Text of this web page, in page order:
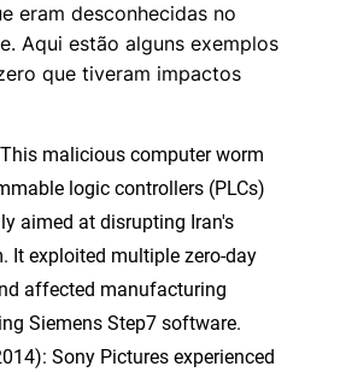
eram desconhecidas no
Aqui estão alguns exemplos
que tiveram impactos
malicious computer worm
logic controllers (PLCs)
aimed at disrupting Iran's
It exploited multiple zero-day
affected manufacturing
Siemens Step7 software.
Sony Pictures experienced